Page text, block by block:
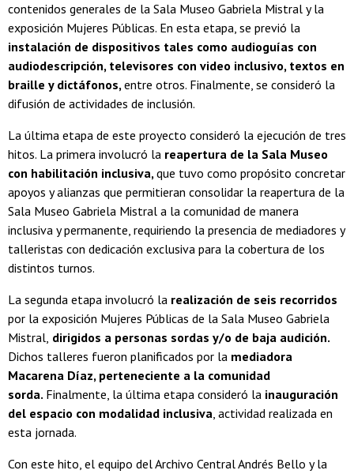
contenidos generales de la Sala Museo Gabriela Mistral y la
exposición Mujeres Públicas. En esta etapa, se previó la
instalación de dispositivos tales como audioguías con
audiodescripción, televisores con video inclusivo, textos en
braille y dictáfonos,entre otros. Finalmente, se consideró la
difusión de actividades de inclusión.
La última etapa de este proyecto consideró la ejecución de tres
hitos. La primera involucró la reapertura de la Sala Museo
con habilitación inclusiva,que tuvo como propósito concretar
apoyos y alianzas que permitieran consolidar la reapertura de la
Sala Museo Gabriela Mistral a la comunidad de manera
inclusiva y permanente, requiriendo la presencia de mediadores y
talleristas con dedicación exclusiva para la cobertura de los
distintos turnos.
La segunda etapa involucró la realización de seis recorridos
por la exposición Mujeres Públicas de la Sala Museo Gabriela
Mistral, dirigidos a personas sordas y/o de baja audición.
Dichos talleres fueron planificados por la mediadora
Macarena Díaz, perteneciente a la comunidad
sorda. Finalmente, la última etapa consideró la inauguración
del espacio con modalidad inclusiva, actividad realizada en
esta jornada.
Con este hito, el equipo del Archivo Central Andrés Bello y la